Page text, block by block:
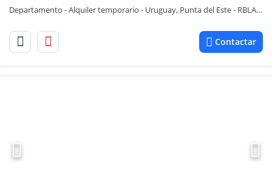
Departamento - Alquiler temporario - Uruguay, Punta del Este - RBLA. CLAUDIO WILLIMAN 100
Contactar